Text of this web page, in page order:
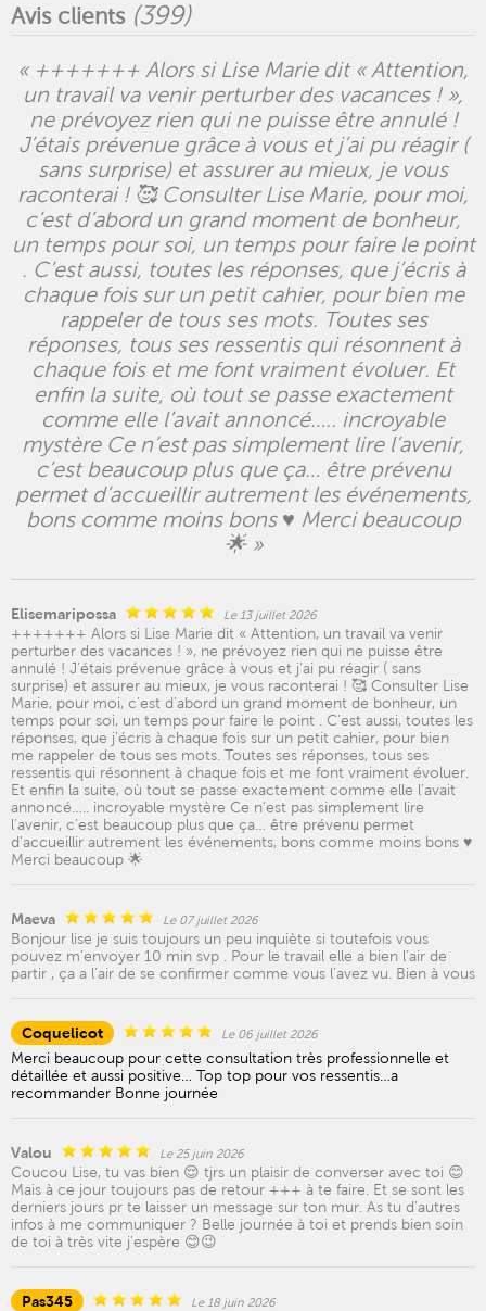
Avis clients (399)
« +++++++ Alors si Lise Marie dit « Attention,
un travail va venir perturber des vacances ! »,
ne prévoyez rien qui ne puisse être annulé !
J’étais prévenue grâce à vous et j’ai pu réagir (
sans surprise) et assurer au mieux, je vous
raconterai ! 🥰 Consulter Lise Marie, pour moi,
c’est d’abord un grand moment de bonheur,
un temps pour soi, un temps pour faire le point
. C’est aussi, toutes les réponses, que j’écris à
chaque fois sur un petit cahier, pour bien me
rappeler de tous ses mots. Toutes ses
réponses, tous ses ressentis qui résonnent à
chaque fois et me font vraiment évoluer. Et
enfin la suite, où tout se passe exactement
comme elle l’avait annoncé….. incroyable
mystère Ce n’est pas simplement lire l’avenir,
c’est beaucoup plus que ça… être prévenu
permet d’accueillir autrement les événements,
bons comme moins bons ♥️ Merci beaucoup
🌟 »
Elisemaripossa Le 13 juillet 2026
+++++++ Alors si Lise Marie dit « Attention, un travail va venir
perturber des vacances ! », ne prévoyez rien qui ne puisse être
annulé ! J’étais prévenue grâce à vous et j’ai pu réagir ( sans
surprise) et assurer au mieux, je vous raconterai ! 🥰 Consulter Lise
Marie, pour moi, c’est d’abord un grand moment de bonheur, un
temps pour soi, un temps pour faire le point . C’est aussi, toutes les
réponses, que j’écris à chaque fois sur un petit cahier, pour bien
me rappeler de tous ses mots. Toutes ses réponses, tous ses
ressentis qui résonnent à chaque fois et me font vraiment évoluer.
Et enfin la suite, où tout se passe exactement comme elle l’avait
annoncé….. incroyable mystère Ce n’est pas simplement lire
l’avenir, c’est beaucoup plus que ça… être prévenu permet
d’accueillir autrement les événements, bons comme moins bons ♥️
Merci beaucoup 🌟
Maeva Le 07 juillet 2026
Bonjour lise je suis toujours un peu inquiète si toutefois vous
pouvez m’envoyer 10 min svp . Pour le travail elle a bien l’air de
partir , ça a l’air de se confirmer comme vous l’avez vu. Bien à vous
Coquelicot Le 06 juillet 2026
Merci beaucoup pour cette consultation très professionnelle et
détaillée et aussi positive… Top top pour vos ressentis…a
recommander Bonne journée
Valou Le 25 juin 2026
Coucou Lise, tu vas bien 😌 tjrs un plaisir de converser avec toi 😊
Mais à ce jour toujours pas de retour +++ à te faire. Et se sont les
derniers jours pr te laisser un message sur ton mur. As tu d’autres
infos à me communiquer ? Belle journée à toi et prends bien soin
de toi à très vite j’espère 😊😉
Pas345 Le 18 juin 2026